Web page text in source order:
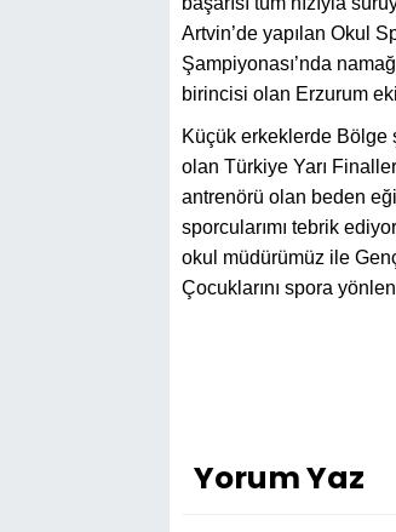
Artvin’de yapılan Okul
Şampiyonası’nda
birincisi olan Erzurum
Küçük erkeklerde Bölge
olan Türkiye Yarı
antrenörü olan beden
sporcularımı tebrik
okul müdürümüz ile
Çocuklarını spora
Yorum Yaz